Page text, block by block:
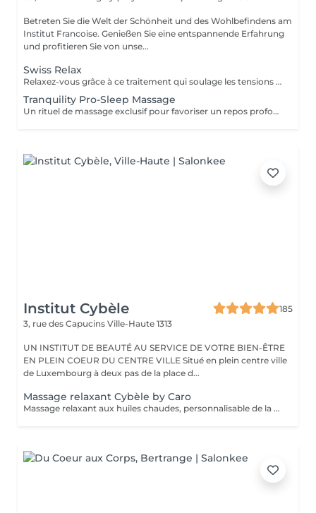
Betreten Sie die Welt der Schönheit und des Wohlbefindens am
Institut Francoise. Genießen Sie eine entspannende Erfahrung
und profitieren Sie von unse...
Swiss Relax
Relaxez-vous grâce à ce traitement qui soulage les tensions pour un dos parfaitement détendu.
Tranquility Pro-Sleep Massage
Un rituel de massage exclusif pour favoriser un repos profond du corps et de lesprit. Les effets positifs relaxants et anti-stress du «tranquility Blend» sont augmentés par les techniques du modelage exclusif, inspiré par layurvéda du Kérala et le rituel de massage traditionnel indonésien «Sea malay», intéressant pour ses vertus sur le système nerveux et lesprit. Tranquility Pro-Sleep Massage, aide le corps à récupérer des situations de stress et améliore la qualité du repos et du sommeil.
Institut Cybèle
185
3, rue des Capucins Ville-Haute 1313
UN INSTITUT DE BEAUTÉ AU SERVICE DE VOTRE BIEN-ÊTRE
EN PLEIN COEUR DU CENTRE VILLE Situé en plein centre ville
de Luxembourg à deux pas de la place d...
Massage relaxant Cybèle by Caro
Massage relaxant aux huiles chaudes, personnalisable de la tête aux pieds.